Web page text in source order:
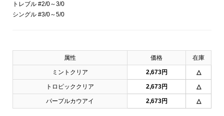
トレブル #2/0～3/0
シングル #3/0～5/0
属性 価格 在庫
ミントクリア 2,673円 △
トロピッククリア 2,673円 △
パープルカウアイ 2,673円 △